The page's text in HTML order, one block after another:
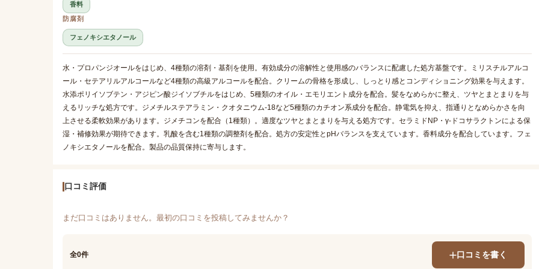
香料
防腐剤
フェノキシエタノール
水・プロパンジオールをはじめ、4種類の溶剤・基剤を使用。有効成分の溶解性と使用感のバランスに配慮した処方基盤です。ミリスチルアルコ
ール・セテアリルアルコールなど4種類の高級アルコールを配合。クリームの骨格を形成し、しっとり感とコンディショニング効果を与えます。
水添ポリイソブテン・アジピン酸ジイソブチルをはじめ、5種類のオイル・エモリエント成分を配合。髪をなめらかに整え、ツヤとまとまりを与
えるリッチな処方です。ジメチルステアラミン・クオタニウム-18など5種類のカチオン系成分を配合。静電気を抑え、指通りとなめらかさを向
上させる柔軟効果があります。ジメチコンを配合（1種類）。適度なツヤとまとまりを与える処方です。セラミドNP・γ-ドコサラクトンによる保
湿・補修効果が期待できます。乳酸を含む1種類の調整剤を配合。処方の安定性とpHバランスを支えています。香料成分を配合しています。フェ
ノキシエタノールを配合。製品の品質保持に寄与します。
口コミ評価
まだ口コミはありません。最初の口コミを投稿してみませんか？
全0件 口コミを書く